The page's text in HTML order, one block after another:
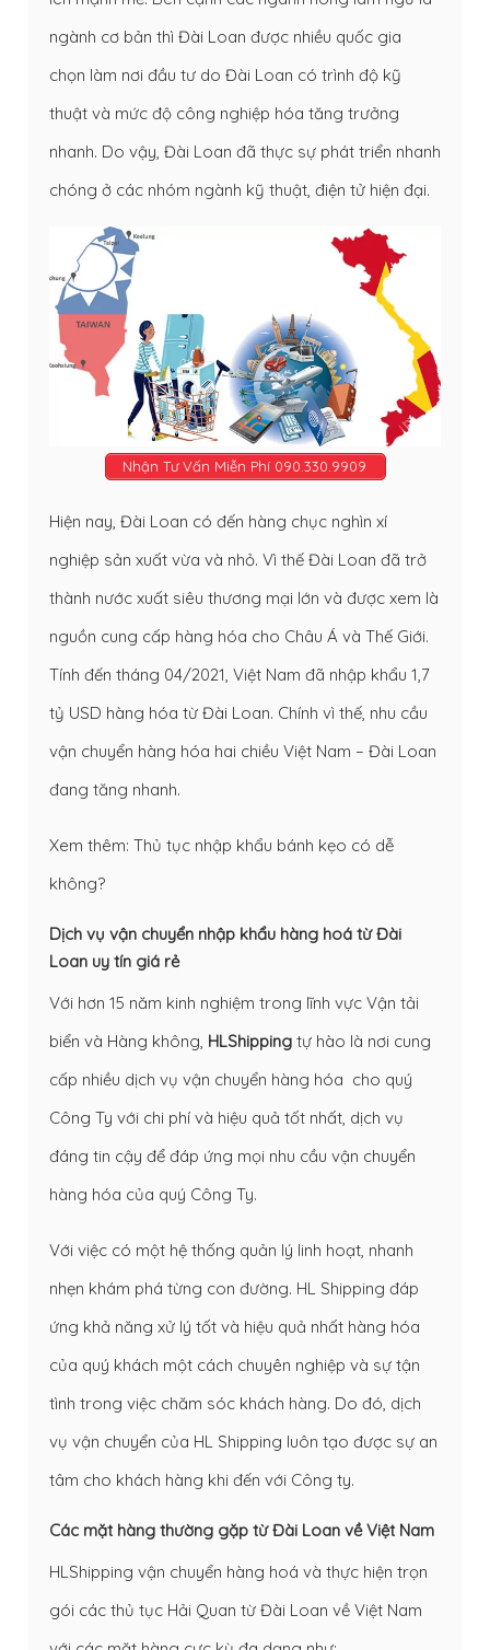
ngành cơ bản thì Đài Loan được nhiều quốc gia
chọn làm nơi đầu tư do Đài Loan có trình độ kỹ
thuật và mức độ công nghiệp hóa tăng trưởng
nhanh. Do vậy, Đài Loan đã thực sự phát triển nhanh
chóng ở các nhóm ngành kỹ thuật, điện tử hiện đại.
Nhận Tư Vấn Miễn Phí 090.330.9909
Hiện nay, Đài Loan có đến hàng chục nghìn xí
nghiệp sản xuất vừa và nhỏ. Vì thế Đài Loan đã trở
thành nước xuất siêu thương mại lớn và được xem là
nguồn cung cấp hàng hóa cho Châu Á và Thế Giới.
Tính đến tháng 04/2021, Việt Nam đã nhập khẩu 1,7
tỷ USD hàng hóa từ Đài Loan. Chính vì thế, nhu cầu
vận chuyển hàng hóa hai chiều Việt Nam – Đài Loan
đang tăng nhanh.
Xem thêm: Thủ tục nhập khẩu bánh kẹo có dễ
không?
Dịch vụ vận chuyển nhập khẩu hàng hoá từ Đài
Loan uy tín giá rẻ
Với hơn 15 năm kinh nghiệm trong lĩnh vực Vận tải
biển và Hàng không, HLShipping tự hào là nơi cung
cấp nhiều dịch vụ vận chuyển hàng hóa cho quý
Công Ty với chi phí và hiệu quả tốt nhất, dịch vụ
đáng tin cậy để đáp ứng mọi nhu cầu vận chuyển
hàng hóa của quý Công Ty.
Với việc có một hệ thống quản lý linh hoạt, nhanh
nhẹn khám phá từng con đường. HL Shipping đáp
ứng khả năng xử lý tốt và hiệu quả nhất hàng hóa
của quý khách một cách chuyên nghiệp và sự tận
tình trong việc chăm sóc khách hàng. Do đó, dịch
vụ vận chuyển của HL Shipping luôn tạo được sự an
tâm cho khách hàng khi đến với Công ty.
Các mặt hàng thường gặp từ Đài Loan về Việt Nam
HLShipping vận chuyển hàng hoá và thực hiện trọn
gói các thủ tục Hải Quan từ Đài Loan về Việt Nam